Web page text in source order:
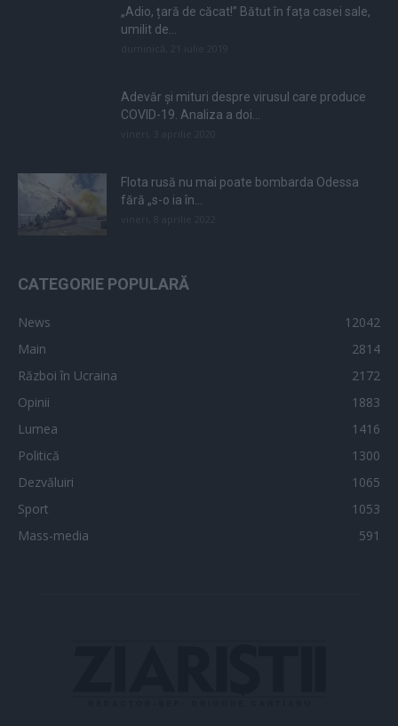
„Adio, țară de căcat!” Bătut în fața casei sale,
umilit de...
Adevăr și mituri despre virusul care produce
COVID-19. Analiza a doi...
Flota rusă nu mai poate bombarda Odessa
fără „s-o ia în...
CATEGORIE POPULARĂ
News
12042
Main
2814
Război în Ucraina
2172
Opinii
1883
Lumea
1416
Politică
1300
Dezvăluiri
1065
Sport
1053
Mass-media
591